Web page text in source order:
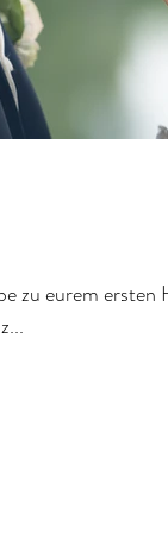
zu eurem